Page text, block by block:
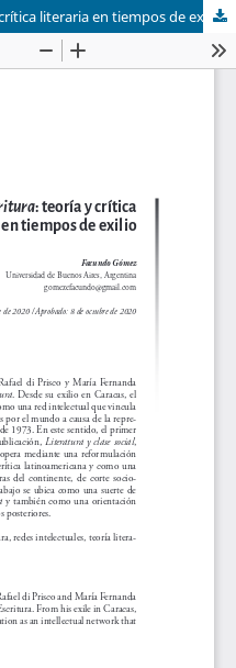
literaria en tiempos de exilio